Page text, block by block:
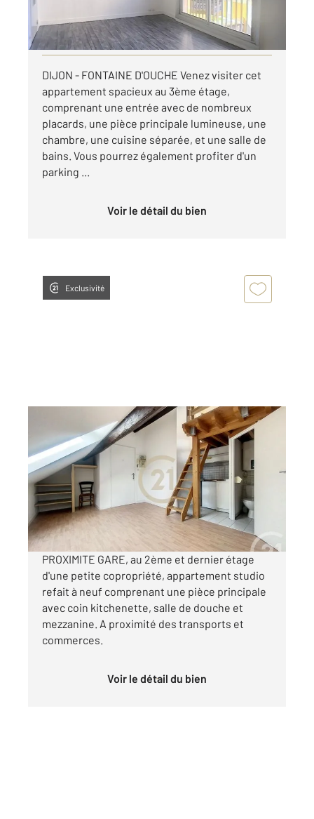
par mois charges comprises
Visiter le site dédié
DIJON - FONTAINE D'OUCHE Venez visiter cet
appartement spacieux au 3ème étage,
comprenant une entrée avec de nombreux
placards, une pièce principale lumineuse, une
chambre, une cuisine séparée, et une salle de
bains. Vous pourrez également profiter d'un
parking ...
Voir le détail du bien
Exclusivité
9,39 m2, 1 pièce
Ref : 48098
Appartement Studio à louer
383 €
par mois charges comprises
PROXIMITE GARE, au 2ème et dernier étage
d'une petite copropriété, appartement studio
refait à neuf comprenant une pièce principale
avec coin kitchenette, salle de douche et
mezzanine. A proximité des transports et
commerces.
Voir le détail du bien